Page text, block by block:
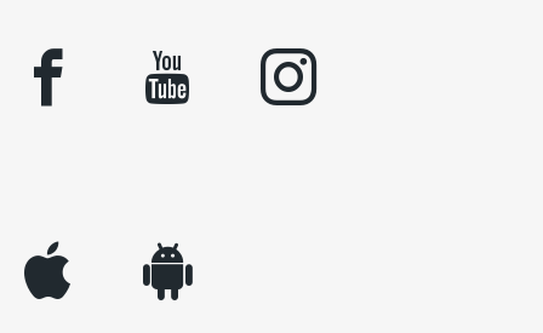
facebook youtube instagram
appleinc android